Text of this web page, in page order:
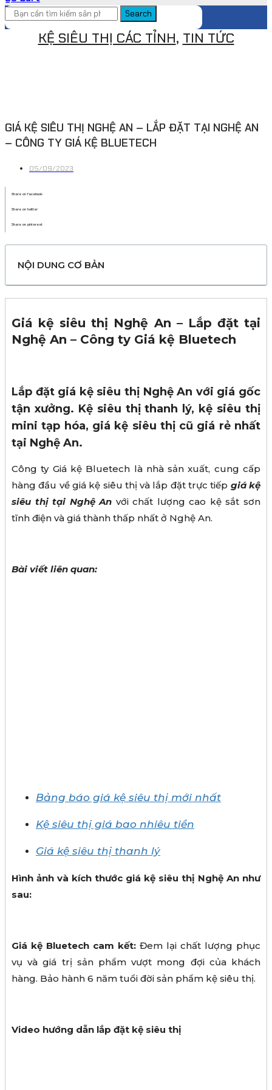
Search
KỆ SIÊU THỊ CÁC TỈNH, TIN TỨC
GIÁ KỆ SIÊU THỊ NGHỆ AN – LẮP ĐẶT TẠI NGHỆ AN
– CÔNG TY GIÁ KỆ BLUETECH
05/09/2023
Share on facebook
Share on twitter
Share on pinterest
NỘI DUNG CƠ BẢN
Giá kệ siêu thị Nghệ An – Lắp đặt tại
Nghệ An – Công ty Giá kệ Bluetech
Lắp đặt giá kệ siêu thị Nghệ An với giá gốc
tận xưởng. Kệ siêu thị thanh lý, kệ siêu thị
mini tạp hóa, giá kệ siêu thị cũ giá rẻ nhất
tại Nghệ An.
Công ty Giá kệ Bluetech là nhà sản xuất, cung cấp
hàng đầu về giá kệ siêu thị và lắp đặt trực tiếp giá kệ
siêu thị tại Nghệ An với chất lượng cao kệ sắt sơn
tĩnh điện và giá thành thấp nhất ở Nghệ An.
Bài viết liên quan:
Bảng báo giá kệ siêu thị mới nhất
Kệ siêu thị giá bao nhiêu tiền
Giá kệ siêu thị thanh lý
Hình ảnh và kích thước giá kệ siêu thị Nghệ An như
sau:
Giá kệ Bluetech cam kết: Đem lại chất lượng phục
vụ và giá trị sản phẩm vượt mong đợi của khách
hàng. Bảo hành 6 năm tuổi đời sản phẩm kệ siêu thị.
Video hướng dẫn lắp đặt kệ siêu thị